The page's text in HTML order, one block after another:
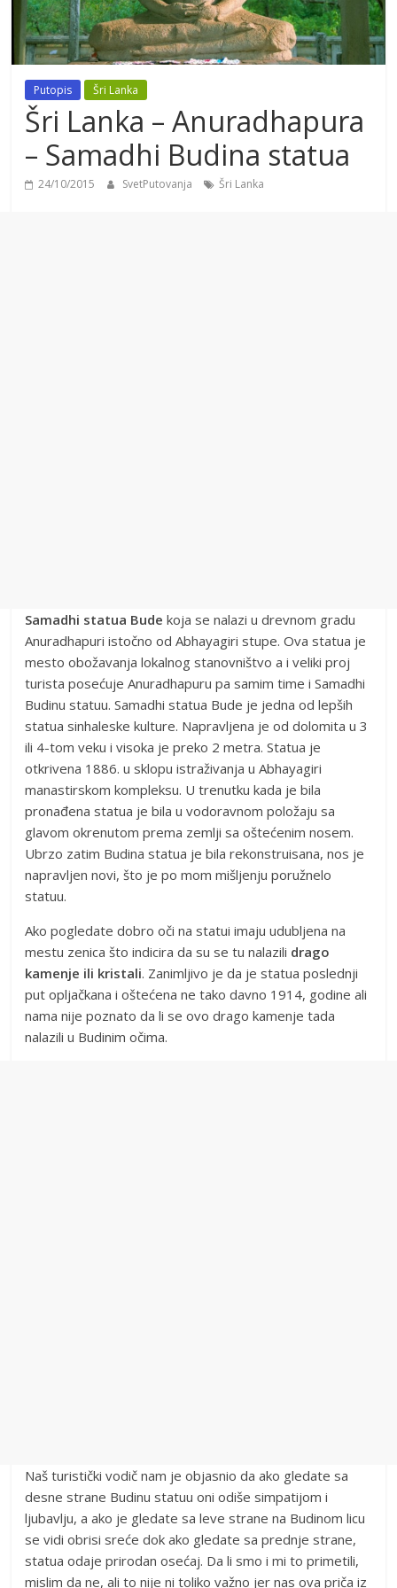
Putopis Šri Lanka
Šri Lanka – Anuradhapura
– Samadhi Budina statua
24/10/2015 SvetPutovanja Šri Lanka
Samadhi statua Bude koja se nalazi u drevnom gradu
Anuradhapuri istočno od Abhayagiri stupe. Ova statua je
mesto obožavanja lokalnog stanovništvo a i veliki proj
turista posećuje Anuradhapuru pa samim time i Samadhi
Budinu statuu. Samadhi statua Bude je jedna od lepših
statua sinhaleske kulture. Napravljena je od dolomita u 3
ili 4-tom veku i visoka je preko 2 metra. Statua je
otkrivena 1886. u sklopu istraživanja u Abhayagiri
manastirskom kompleksu. U trenutku kada je bila
pronađena statua je bila u vodoravnom položaju sa
glavom okrenutom prema zemlji sa oštećenim nosem.
Ubrzo zatim Budina statua je bila rekonstruisana, nos je
napravljen novi, što je po mom mišljenju poružnelo
statuu.
Ako pogledate dobro oči na statui imaju udubljena na
mestu zenica što indicira da su se tu nalazili drago
kamenje ili kristali. Zanimljivo je da je statua poslednji
put opljačkana i oštećena ne tako davno 1914, godine ali
nama nije poznato da li se ovo drago kamenje tada
nalazili u Budinim očima.
Naš turistički vodič nam je objasnio da ako gledate sa
desne strane Budinu statuu oni odiše simpatijom i
ljubavlju, a ako je gledate sa leve strane na Budinom licu
se vidi obrisi sreće dok ako gledate sa prednje strane,
statua odaje prirodan osećaj. Da li smo i mi to primetili,
mislim da ne, ali to nije ni toliko važno jer nas ova priča iz